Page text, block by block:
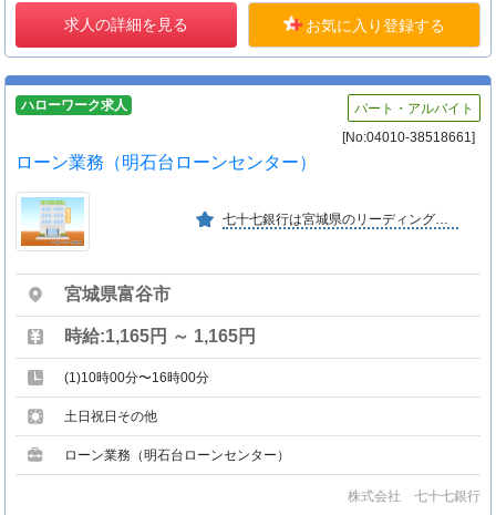
求人の詳細を見る お気に入り登録する
ハローワーク求人
パート・アルバイト
[No:04010-38518661]
ローン業務（明石台ローンセンター）
七十七銀行は宮城県のリーディングバンクとして、１８７８年（明治１１年）の創業以来永きにわたり地域の皆さまと共に歩んでいます。
宮城県富谷市
時給:1,165円 ～ 1,165円
(1)10時00分〜16時00分
土日祝日その他
ローン業務（明石台ローンセンター）
株式会社 七十七銀行